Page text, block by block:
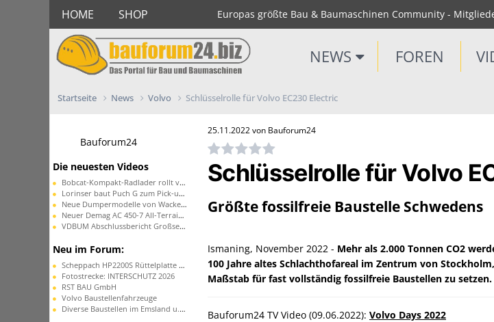
HOME SHOP Europas größte Bau & Baumaschinen Community -
NEWS FOREN
Startseite News Volvo Schlüsselrolle für Volvo EC230 Electric
Bauforum24
Die neuesten Videos
Bobcat-Kompakt-Radlader rollt vom Band
Lorinser baut Puch G zum Pick-up um
Neue Dumpermodelle von Wacker Neuson
Neuer Demag AC 450-7 All-Terrain-Kran
VDBUM Abschlussbericht Großseminar
Neu im Forum:
Scheppach HP2200S Rüttelplatte ohne Funktion
Fotostrecke: INTERSCHUTZ 2026
RST BAU GmbH
Volvo Baustellenfahrzeuge
Diverse Baustellen im Emsland u. in Ostfriesland
25.11.2022 von Bauforum24
Schlüsselrolle für Volvo
Größte fossilfreie Baustelle Schwedens
Ismaning, November 2022 - Mehr als 2.000 Tonnen CO2
100 Jahre altes Schlachthofareal im Zentrum von
Maßstab für fast vollständig fossilfreie Baustellen zu setzen.
Bauforum24 TV Video (09.06.2022): Volvo Days 2022